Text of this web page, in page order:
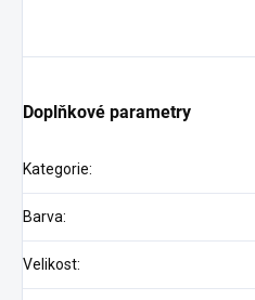
Doplňkové parametry
Kategorie:
Barva:
Velikost: